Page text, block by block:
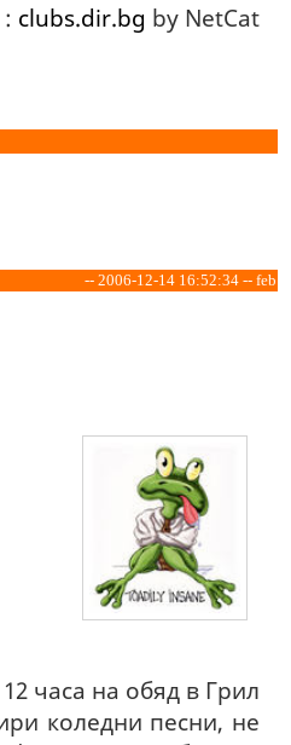
clubs.dir.bg by NetCat
-- 2006-12-14 16:52:34 -- feb
часа на обяд в Грил
коледни песни, не